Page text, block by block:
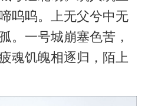
呜呜。上无父兮中无
。一号城崩塞色苦，
魂饥魄相逐归，陌上